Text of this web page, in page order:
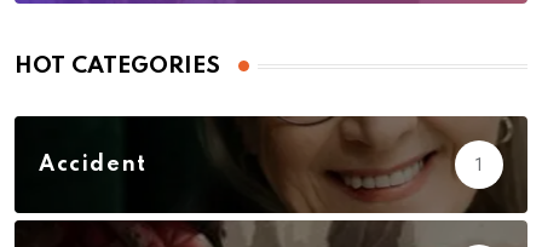
HOT CATEGORIES
Accident 1